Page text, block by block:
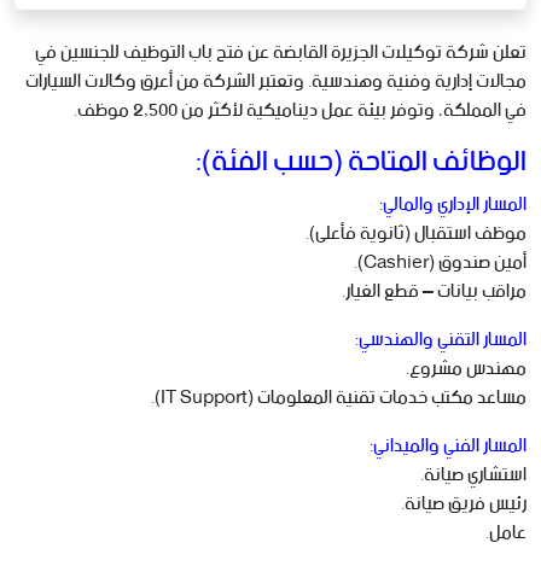
تعلن شركة توكيلات الجزيرة القابضة عن فتح باب التوظيف للجنسين في
مجالات إدارية وفنية وهندسية. وتعتبر الشركة من أعرق وكالات السيارات
في المملكة، وتوفر بيئة عمل ديناميكية لأكثر من 2,500 موظف.
الوظائف المتاحة (حسب الفئة):
المسار الإداري والمالي:
موظف استقبال (ثانوية فأعلى).
أمين صندوق (Cashier).
مراقب بيانات – قطع الغيار.
المسار التقني والهندسي:
مهندس مشروع.
مساعد مكتب خدمات تقنية المعلومات (IT Support).
المسار الفني والميداني:
استشاري صيانة.
رئيس فريق صيانة.
عامل.